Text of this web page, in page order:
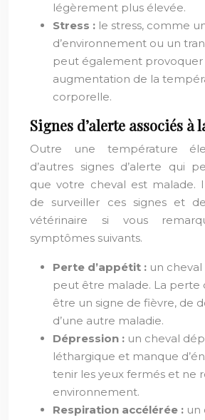
légèrement plus élevée.
Stress : le stress, comme
d’environnement ou un
peut également provoquer
augmentation de la
corporelle.
Signes d’alerte associés à
Outre une température
d’autres signes d’alerte qui
que votre cheval est malade.
de surveiller ces signes et
vétérinaire si vous
symptômes suivants.
Perte d’appétit : un cheval
peut être malade. La perte
être un signe de fièvre, de
d’une autre maladie.
Dépression : un cheval
léthargique et manque
tenir les yeux fermés et ne
environnement.
Respiration accélérée : un